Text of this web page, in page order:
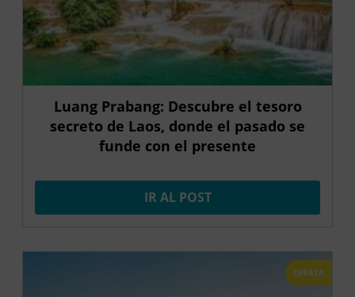
Luang Prabang: Descubre el tesoro
secreto de Laos, donde el pasado se
funde con el presente
IR AL POST
OFERTA